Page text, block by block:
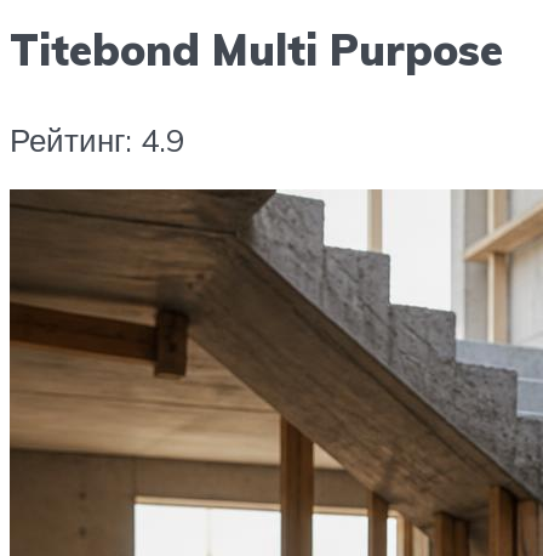
Titebond Multi Purpose
Рейтинг: 4.9